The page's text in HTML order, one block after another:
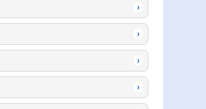
›
›
›
›